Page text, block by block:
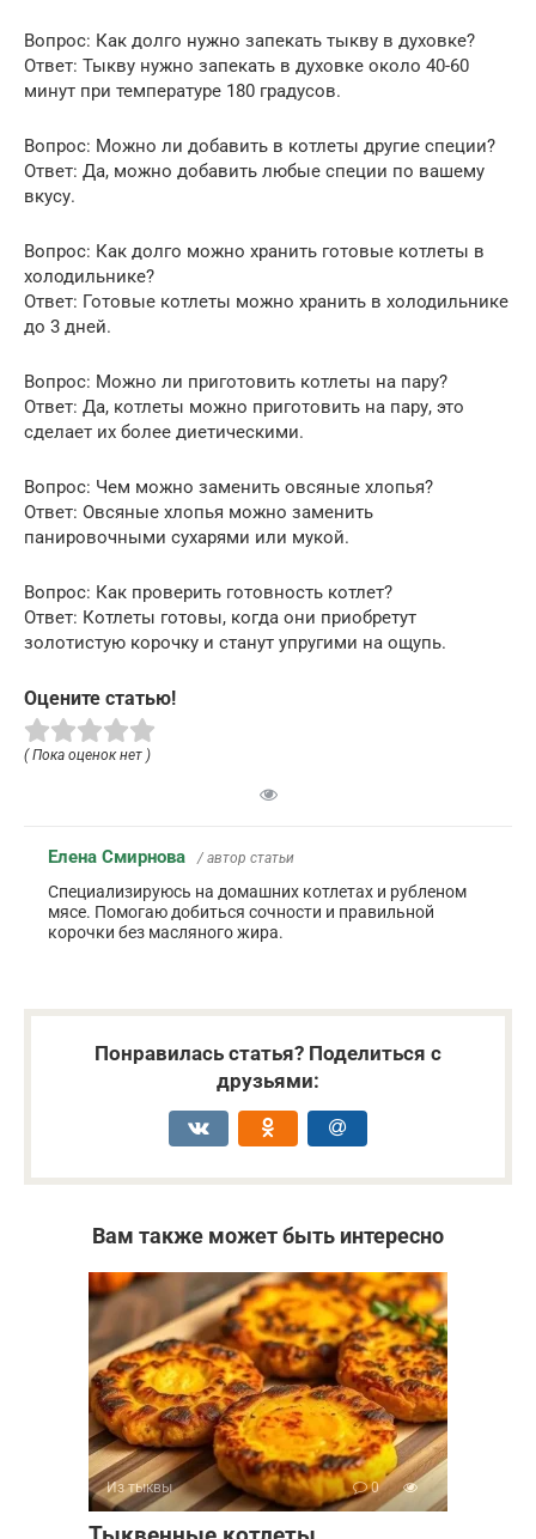
Вопрос: Как долго нужно запекать тыкву в духовке?
Ответ: Тыкву нужно запекать в духовке около 40-60
минут при температуре 180 градусов.
Вопрос: Можно ли добавить в котлеты другие специи?
Ответ: Да, можно добавить любые специи по вашему
вкусу.
Вопрос: Как долго можно хранить готовые котлеты в
холодильнике?
Ответ: Готовые котлеты можно хранить в холодильнике
до 3 дней.
Вопрос: Можно ли приготовить котлеты на пару?
Ответ: Да, котлеты можно приготовить на пару, это
сделает их более диетическими.
Вопрос: Чем можно заменить овсяные хлопья?
Ответ: Овсяные хлопья можно заменить
панировочными сухарями или мукой.
Вопрос: Как проверить готовность котлет?
Ответ: Котлеты готовы, когда они приобретут
золотистую корочку и станут упругими на ощупь.
Оцените статью!
( Пока оценок нет )
Елена Смирнова / автор статьи
Специализируюсь на домашних котлетах и рубленом
мясе. Помогаю добиться сочности и правильной
корочки без масляного жира.
Понравилась статья? Поделиться с
друзьями:
Вам также может быть интересно
Из тыквы 0